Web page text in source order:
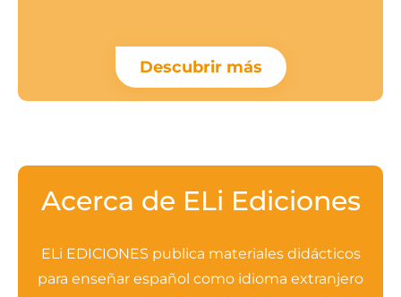
Descubrir más
Acerca de ELi Ediciones
ELi EDICIONES publica materiales didácticos
para enseñar español como idioma extranjero